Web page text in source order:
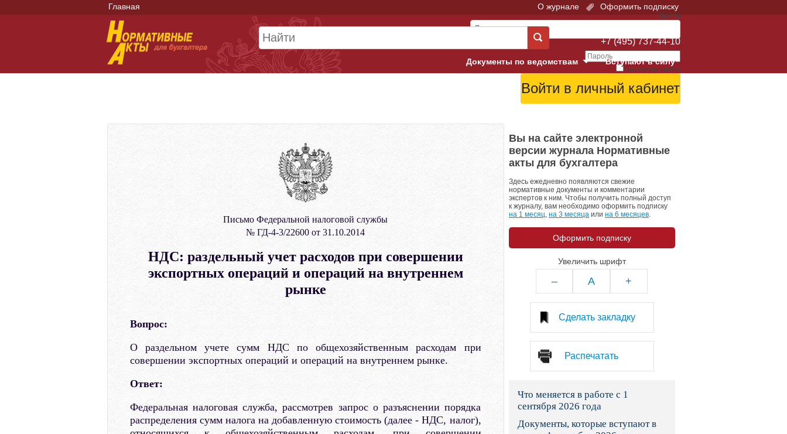
Главная О журнале Оформить подписку
Войти
Запомнить меня
+7 (495) 737-44-10
Вступают в силу
Документы по ведомствам
Арбитражные суды
Верховный Суд
Гострудинспекция в г. Москве
Конституционный Суд
Президент: законы и указы
Социальный фонд России
Суд общей юрисдикции
Федеральная налоговая служба
Фонд социального страхования
Письмо Федеральной налоговой службы
№ ГД-4-3/22600 от 31.10.2014
НДС: раздельный учет расходов при совершении
экспортных операций и операций на внутреннем
рынке
Вопрос:
О раздельном учете сумм НДС по общехозяйственным расходам при
совершении экспортных операций и операций на внутреннем рынке.
Ответ:
Федеральная налоговая служба, рассмотрев запрос о разъяснении порядка
распределения сумм налога на добавленную стоимость (далее - НДС, налог),
Вы на сайте электронной
версии журнала Нормативные
акты для бухгалтера
Здесь ежедневно появляются свежие
нормативные документы и комментарии
экспертов к ним. Чтобы получить полный доступ
к журналу, вам необходимо оформить подписку
на 1 месяц, на 3 месяца или на 6 месяцев.
Оформить подписку
Увеличить шрифт
– A +
Сделать закладку
Распечатать
Что меняется в работе с 1
сентября 2026 года
Документы, которые вступают в